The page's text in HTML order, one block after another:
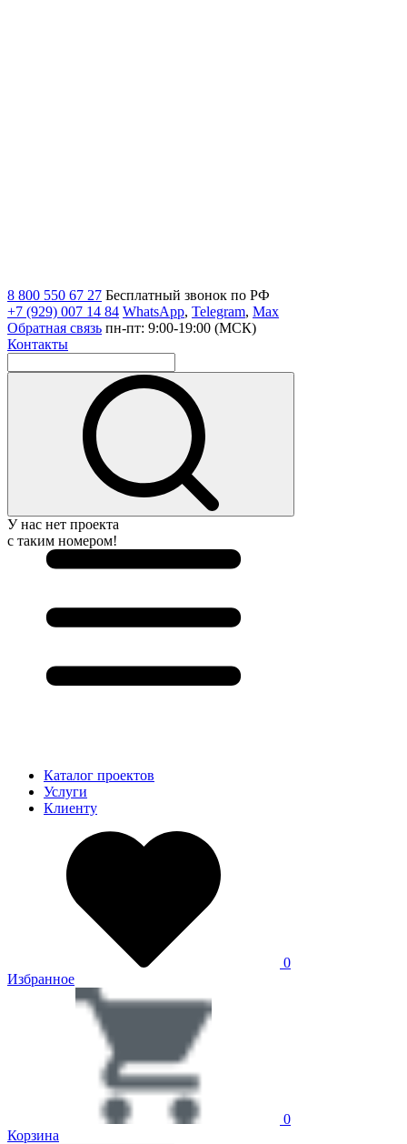
8 800 550 67 27 Бесплатный звонок по РФ
+7 (929) 007 14 84 WhatsApp, Telegram, Max
Обратная связь пн-пт: 9:00-19:00 (МСК)
Контакты
У нас нет проекта
с таким номером!
Каталог проектов
Услуги
Клиенту
0
Избранное
0
Корзина